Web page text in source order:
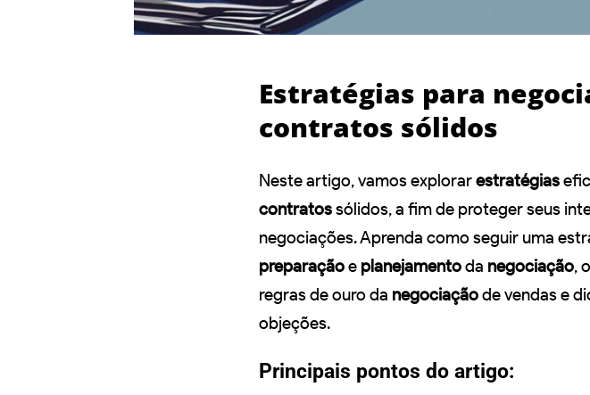
Estratégias para
contratos sólidos
Neste artigo, vamos explorarestratégias
contratossólidos, a fim de proteger seus
negociações. Aprenda como seguir uma
preparaçãoe planejamentoda negociação,
regras de ouro da negociaçãode vendas e
objeções.
Principais pontos do artigo: